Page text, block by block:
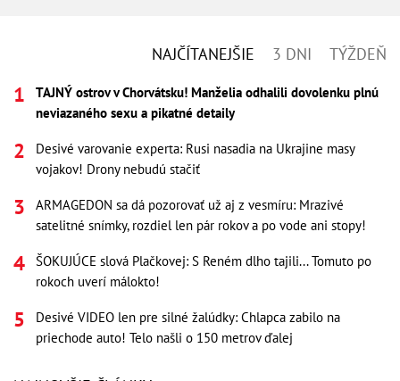
NAJČÍTANEJŠIE 3 DNI TÝŽDEŇ
TAJNÝ ostrov v Chorvátsku! Manželia odhalili dovolenku plnú
neviazaného sexu a pikatné detaily
Desivé varovanie experta: Rusi nasadia na Ukrajine masy
vojakov! Drony nebudú stačiť
ARMAGEDON sa dá pozorovať už aj z vesmíru: Mrazivé
satelitné snímky, rozdiel len pár rokov a po vode ani stopy!
ŠOKUJÚCE slová Plačkovej: S Reném dlho tajili... Tomuto po
rokoch uverí málokto!
Desivé VIDEO len pre silné žalúdky: Chlapca zabilo na
priechode auto! Telo našli o 150 metrov ďalej